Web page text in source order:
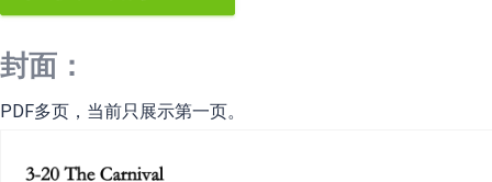
封面：
PDF多页，当前只展示第一页。